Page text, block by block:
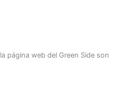
página web del Green Side son